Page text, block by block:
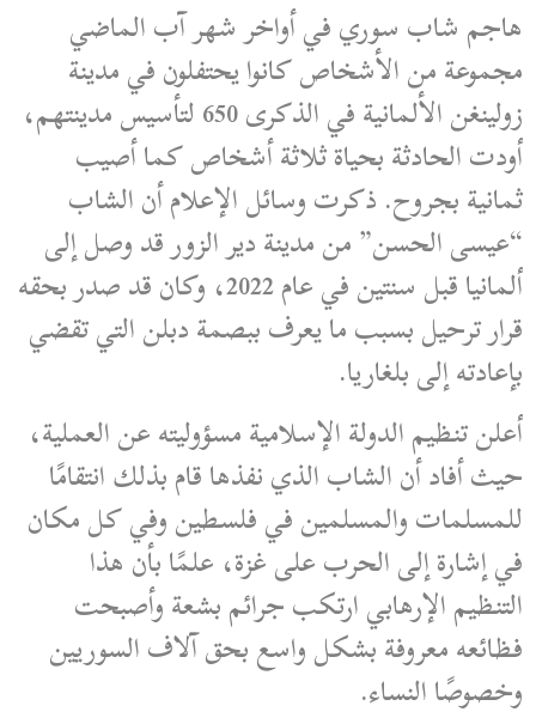
هاجم شاب سوري في أواخر شهر آب الماضي
مجموعة من الأشخاص كانوا يحتفلون في مدينة
زولينغن الألمانية في الذكرى 650 لتأسيس مدينتهم،
أودت الحادثة بحياة ثلاثة أشخاص كما أصيب
ثمانية بجروح. ذكرت وسائل الإعلام أن الشاب
“عيسى الحسن” من مدينة دير الزور قد وصل إلى
ألمانيا قبل سنتين في عام 2022، وكان قد صدر بحقه
قرار ترحيل بسبب ما يعرف ببصمة دبلن التي تقضي
بإعادته إلى بلغاريا.
أعلن تنظيم الدولة الإسلامية مسؤوليته عن العملية،
حيث أفاد أن الشاب الذي نفذها قام بذلك انتقامًا
للمسلمات والمسلمين في فلسطين وفي كل مكان
في إشارة إلى الحرب على غزة، علمًا بأن هذا
التنظيم الإرهابي ارتكب جرائم بشعة وأصبحت
فظائعه معروفة بشكل واسع بحق آلاف السوريين
وخصوصًا النساء.